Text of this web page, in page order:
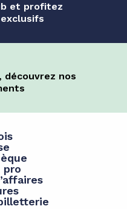
et profitez
découvrez nos
pro